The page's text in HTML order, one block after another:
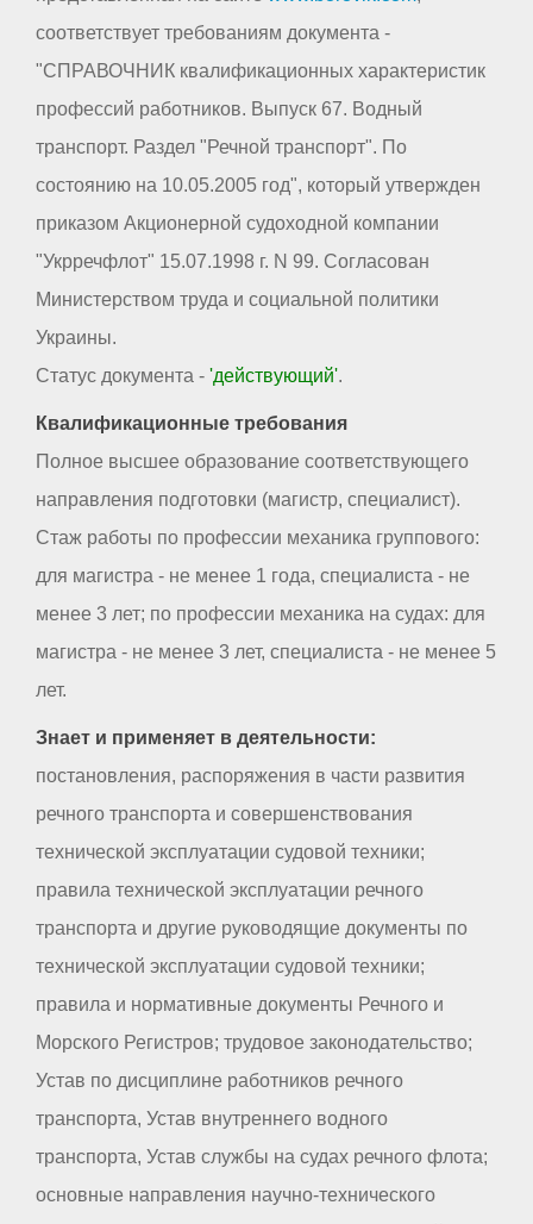
соответствует требованиям документа -
"СПРАВОЧНИК квалификационных характеристик
профессий работников. Выпуск 67. Водный
транспорт. Раздел "Речной транспорт". По
состоянию на 10.05.2005 год", который утвержден
приказом Акционерной судоходной компании
"Укрречфлот" 15.07.1998 г. N 99. Согласован
Министерством труда и социальной политики
Украины.
Статус документа - 'действующий'.
Квалификационные требования
Полное высшее образование соответствующего
направления подготовки (магистр, специалист).
Стаж работы по профессии механика группового:
для магистра - не менее 1 года, специалиста - не
менее 3 лет; по профессии механика на судах: для
магистра - не менее 3 лет, специалиста - не менее 5
лет.
Знает и применяет в деятельности:
постановления, распоряжения в части развития
речного транспорта и совершенствования
технической эксплуатации судовой техники;
правила технической эксплуатации речного
транспорта и другие руководящие документы по
технической эксплуатации судовой техники;
правила и нормативные документы Речного и
Морского Регистров; трудовое законодательство;
Устав по дисциплине работников речного
транспорта, Устав внутреннего водного
транспорта, Устав службы на судах речного флота;
основные направления научно-технического